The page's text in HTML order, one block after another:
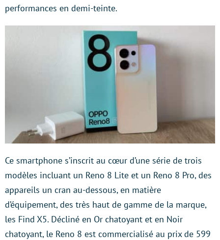
performances en demi-teinte.
Ce smartphone s’inscrit au cœur d’une série de trois
modèles incluant un Reno 8 Lite et un Reno 8 Pro, des
appareils un cran au-dessous, en matière
d’équipement, des très haut de gamme de la marque,
les Find X5. Décliné en Or chatoyant et en Noir
chatoyant, le Reno 8 est commercialisé au prix de 599